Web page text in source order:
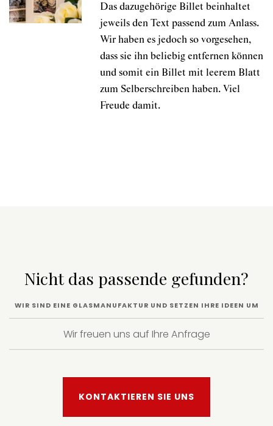
Das dazugehörige Billet beinhaltet
jeweils den Text passend zum Anlass.
Wir haben es jedoch so vorgesehen,
dass sie ihn beliebig entfernen können
und somit ein Billet mit leerem Blatt
zum Selberschreiben haben. Viel
Freude damit.
Nicht das passende gefunden?
WIR SIND EINE GLASMANUFAKTUR UND SETZEN IHRE IDEEN UM
Wir freuen uns auf Ihre Anfrage
KONTAKTIEREN SIE UNS